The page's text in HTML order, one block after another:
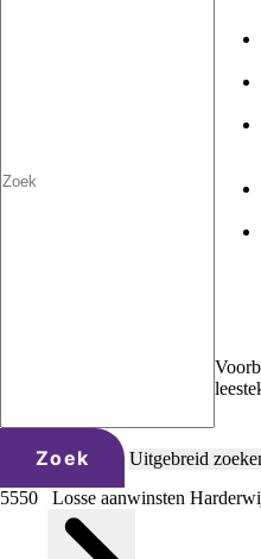
Zoek
Uitgebreid
5550 Losse aanwinsten